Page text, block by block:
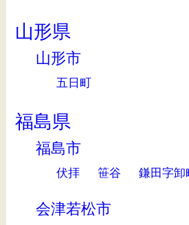
山形県
山形市
五日町
福島県
福島市
伏拝 笹谷 鎌田字卸
会津若松市